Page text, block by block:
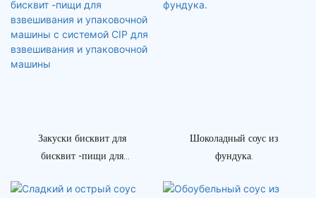
Закуски бисквит для
бисквит -пищи для
упаковочной машины с
Шоколадный соус из
фундука.